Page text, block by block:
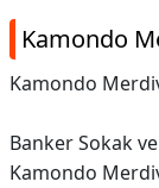
Kamondo
Kamondo
Banker Sokak
Kamondo